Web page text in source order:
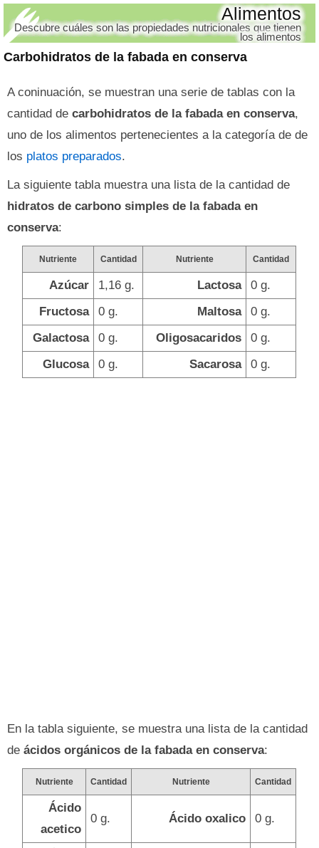
Carbohidratos de la fabada en conserva
Alimentos
Descubre cuáles son las propiedades nutricionales que tienen
los alimentos
A coninuación, se muestran una serie de tablas con la
cantidad de carbohidratos de la fabada en conserva,
uno de los alimentos pertenecientes a la categoría de de
los platos preparados.
La siguiente tabla muestra una lista de la cantidad de
hidratos de carbono simples de la fabada en
conserva:
Nutriente Cantidad Nutriente Cantidad
Azúcar 1,16 g. Lactosa
0 g.
Fructosa
0 g. Maltosa
0 g.
Galactosa
0 g. Oligosacaridos
0 g.
Glucosa
0 g. Sacarosa 0 g.
En la tabla siguiente, se muestra una lista de la cantidad
de ácidos orgánicos de la fabada en conserva:
Nutriente Cantidad Nutriente Cantidad
Ácido
acetico
0 g. Ácido oxalico 0 g.